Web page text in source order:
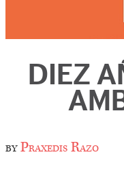
DIEZ
byPraxedis Razo